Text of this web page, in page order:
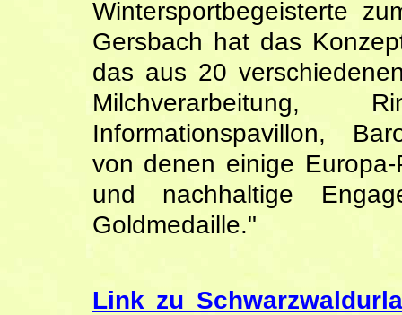
Wintersportbegeisterte
Gersbach hat das
das aus 20
Milchverarbeitung,
Informationspavillon,
von denen einige
und nachhaltige
Goldmedaille."
Link zu